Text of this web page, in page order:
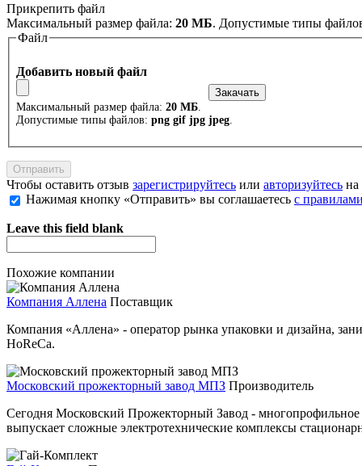
Прикрепить файл
Максимальный размер файла: 20 МБ. Допустимые типы
Файл
Добавить новый файл
Максимальный размер файла: 20 МБ
Допустимые типы файлов: png gif jpg jpeg
Чтобы оставить отзыв зарегистрируйтесь или авторизуйтесь на
Нажимая кнопку «Отправить» вы соглашаетесь с
Leave this field blank
Похожие компании
Компания Аллена Поставщик
Компания «Аллена» - оператор рынка упаковки и дизайна,
HoReCa.
Московский прожекторный завод МПЗ Производитель
Сегодня Московский Прожекторный Завод - многопрофильное
выпускает сложные электротехнические комплексы